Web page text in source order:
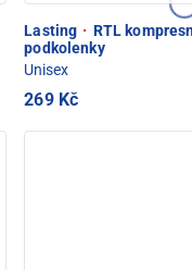
Lasting · RTL
podkolenky
Unisex
269 Kč